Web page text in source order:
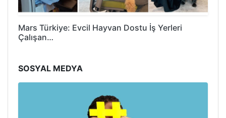
Mars Türkiye: Evcil Hayvan Dostu İş Yerleri
Çalışan…
SOSYAL MEDYA